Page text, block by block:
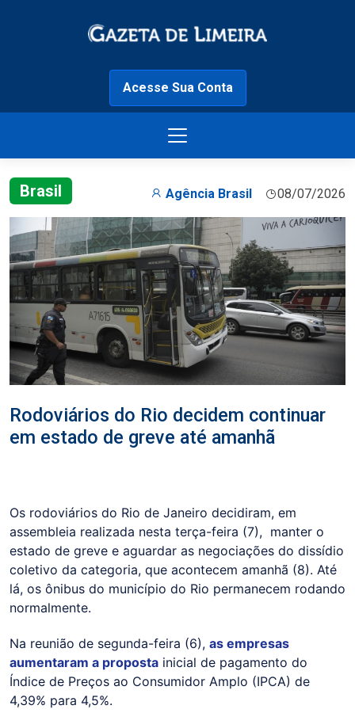
Acesse Sua Conta
Brasil Agência Brasil 08/07/2026
Rodoviários do Rio decidem continuar
em estado de greve até amanhã
Os rodoviários do Rio de Janeiro decidiram, em
assembleia realizada nesta terça-feira (7), manter o
estado de greve e aguardar as negociações do dissídio
coletivo da categoria, que acontecem amanhã (8). Até
lá, os ônibus do município do Rio permanecem rodando
normalmente.
Na reunião de segunda-feira (6), as empresas
aumentaram a proposta inicial de pagamento do
Índice de Preços ao Consumidor Amplo (IPCA) de
4,39% para 4,5%.